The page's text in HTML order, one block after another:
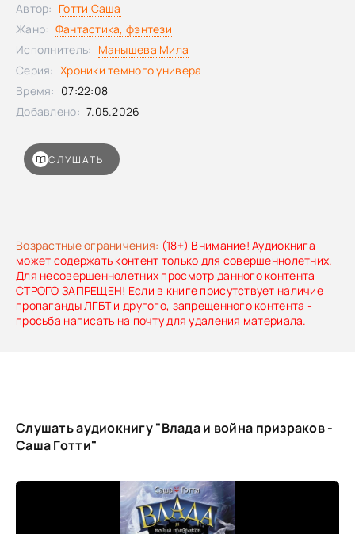
удара. Но битва разворачивается не только снаружи —
она начинается и внутри самой Влады, в её смешанной
крови. Решение, которое она примет, выбирая между
троллем и вампиром, может стать роковым и затянуть её
в клубок интриг и заговоров сильных мира сего…К книге
прилагается дополнительный материал в формате PDF:
его можно скачать на странице аудиокниги на сайте
после покупки.
Возрастные ограничения: (18+) Внимание! Аудиокнига
может содержать контент только для совершеннолетних.
Для несовершеннолетних просмотр данного контента
СТРОГО ЗАПРЕЩЕН! Если в книге присутствует наличие
пропаганды ЛГБТ и другого, запрещенного контента -
просьба написать на почту для удаления материала.
СЛУШАТЬ
Автор: Готти Саша
Жанр: Фантастика, фэнтези
Исполнитель: Манышева Мила
Серия: Хроники темного универа
Время: 07:22:08
Добавлено: 7.05.2026
Слушать аудиокнигу "Влада и война призраков -
Саша Готти"